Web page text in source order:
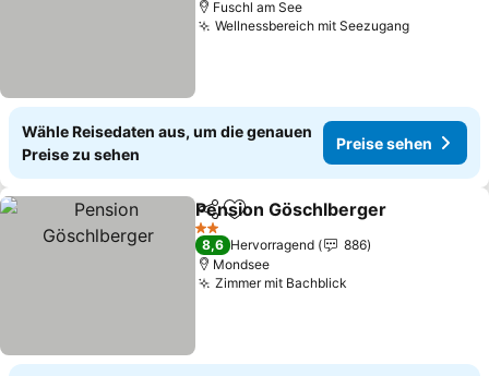
Fuschl am See
Wellnessbereich mit SeezugangPreise
Wähle Reisedaten aus, um die genauen
Preise zu sehen
Preise sehen
TeilenZu Favoriten hinzufügen
Pension Göschlberger
2 Sterne
8,6 Hervorragend
886
Mondsee
Zimmer mit Bachblick